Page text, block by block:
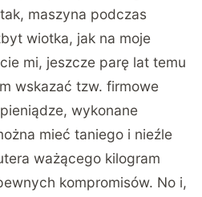
maszyna podczas
wiotka, jak na moje
mi, jeszcze parę lat temu
wskazać tzw. firmowe
wykonane
mieć taniego i nieźle
ważącego kilogram
kompromisów. No i,